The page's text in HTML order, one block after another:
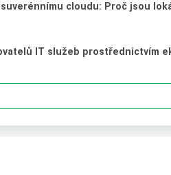
suverénnímu cloudu: Proč jsou
IT služeb prostřednictvím